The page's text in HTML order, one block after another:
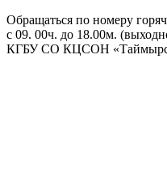
Обращаться по номеру
с 09. 00ч. до 18.00м.
КГБУ СО КЦСОН